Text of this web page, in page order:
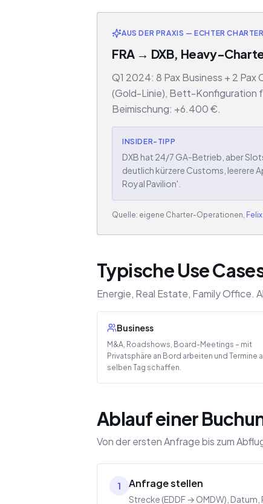
AUS DER PRAXIS — ECHTER CHARTER
FRA → DXB, Heavy-
Q1 2024: 8 Pax Business + 2
(Gold-Linie), Bett-Konfiguration
Beimischung: +6.400 €.
INSIDER-TIPP
DXB hat 24/7 GA-Betrieb, aber
deutlich kürzere Customs, leerere
Royal Pavilion'.
Quelle: eigene Charter-Operationen,
Typische Use
Energie, Real Estate, Family Office.
Business
M&A, Roadshows, Board-Meetings – mit
Privatsphäre an Bord arbeiten und Termine
selben Tag schaffen.
Ablauf einer
Von der ersten Anfrage bis zum
1 Anfrage stellen
Strecke (EDDF → OMDW),